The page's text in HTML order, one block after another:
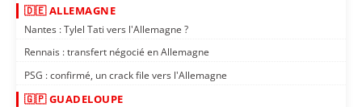
🇩🇪 ALLEMAGNE
Nantes : Tylel Tati vers l'Allemagne ?
Rennais : transfert négocié en Allemagne
PSG : confirmé, un crack file vers l'Allemagne
🇬🇵 GUADELOUPE